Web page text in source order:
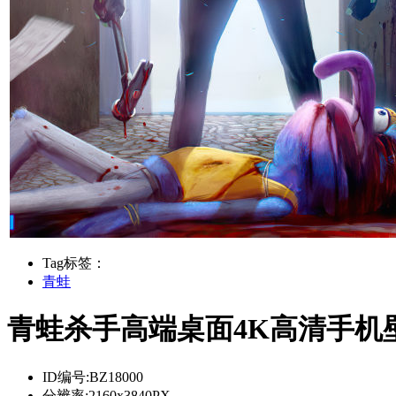
Tag标签：
青蛙
青蛙杀手高端桌面4K高清手机
ID编号:BZ18000